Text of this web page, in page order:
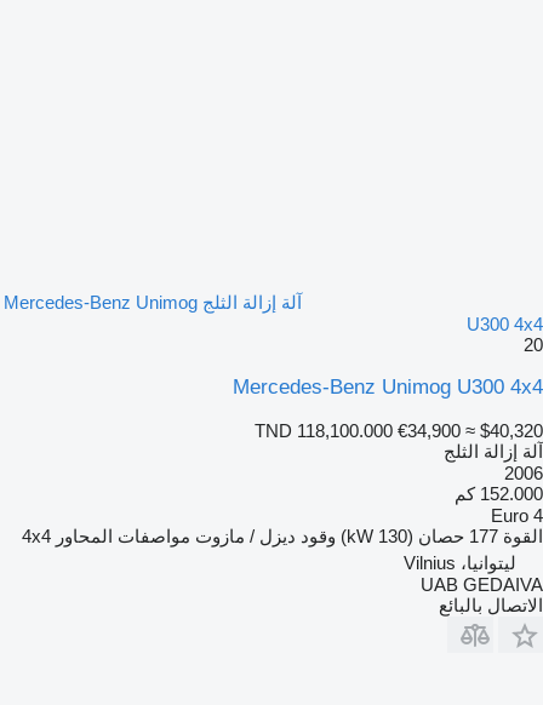
آلة إزالة الثلج Mercedes-Benz Unimog
U300 4x4
20
Mercedes-Benz Unimog U300 4x4
TND 118,100.000 €34,900 ≈ $40,320
آلة إزالة الثلج
2006
152.000 كم
Euro 4
القوة 177 حصان (130 kW) وقود ديزل / مازوت مواصفات المحاور 4x4
ليتوانيا، Vilnius
UAB GEDAIVA
الاتصال بالبائع